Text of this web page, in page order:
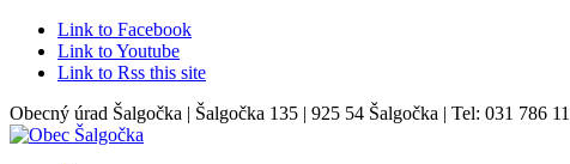
Link to Facebook
Link to Youtube
Link to Rss this site
Obecný úrad Šalgočka | Šalgočka 135 | 925 54 Šalgočka | Tel: 031 786